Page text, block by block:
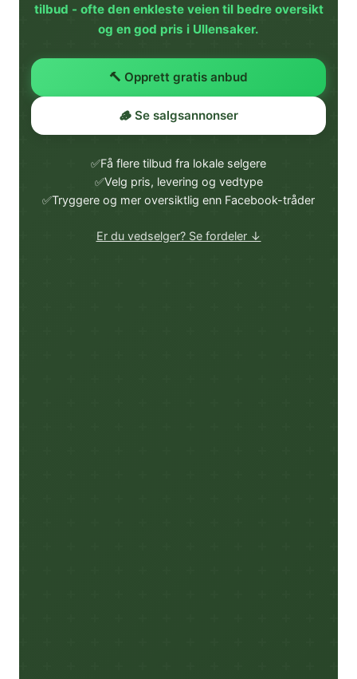
tilbud - ofte den enkleste veien til bedre oversikt
og en god pris i Ullensaker.
🔨 Opprett gratis anbud
🪵 Se salgsannonser
✅Få flere tilbud fra lokale selgere
✅Velg pris, levering og vedtype
✅Tryggere og mer oversiktlig enn Facebook-tråder
Er du vedselger? Se fordeler ↓